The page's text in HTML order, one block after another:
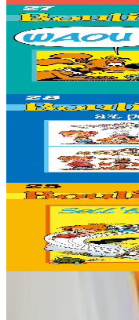
Stok diviet
Bannoù-heol
Waou ! Alo Billig ?
Stok diviet
Bannoù-heol
Ar pevar amzer
Stok diviet
Stok diviet
Bannoù-heol
Sell 'ta !
Stok diviet